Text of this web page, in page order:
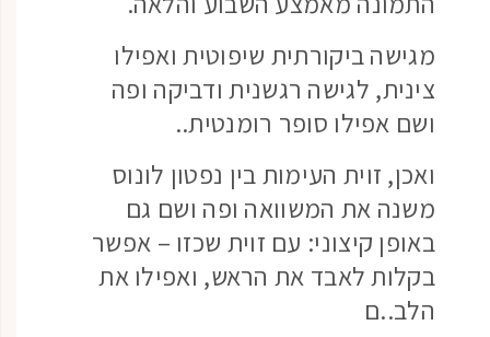
מגישה ביקורתית שיפוטית ואפילו
צינית, לגישה רגשנית ודביקה ופה
ושם אפילו סופר רומנטית..
ואכן, זוית העימות בין נפטון לונוס
משנה את המשוואה ופה ושם גם
באופן קיצוני: עם זוית שכזו – אפשר
בקלות לאבד את הראש, ואפילו את
הלב..ם